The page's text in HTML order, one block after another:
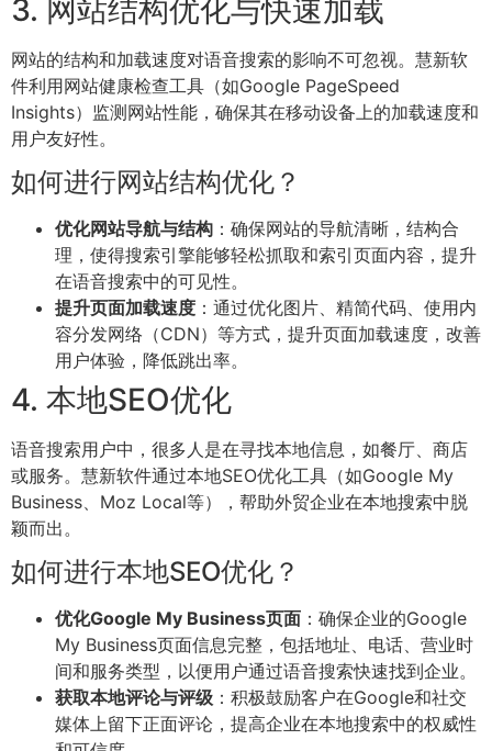
3. 网站结构优化与快速加载
网站的结构和加载速度对语音搜索的影响不可忽视。慧新软
件利用网站健康检查工具（如Google PageSpeed
Insights）监测网站性能，确保其在移动设备上的加载速度和
用户友好性。
如何进行网站结构优化？
优化网站导航与结构 ：确保网站的导航清晰，结构合
理，使得搜索引擎能够轻松抓取和索引页面内容，提升
在语音搜索中的可见性。
提升页面加载速度 ：通过优化图片、精简代码、使用内
容分发网络（CDN）等方式，提升页面加载速度，改善
用户体验，降低跳出率。
4. 本地SEO优化
语音搜索用户中，很多人是在寻找本地信息，如餐厅、商店
或服务。慧新软件通过本地SEO优化工具（如Google My
Business、Moz Local等），帮助外贸企业在本地搜索中脱
颖而出。
如何进行本地SEO优化？
优化Google My Business页面 ：确保企业的Google
My Business页面信息完整，包括地址、电话、营业时
间和服务类型，以便用户通过语音搜索快速找到企业。
获取本地评论与评级 ：积极鼓励客户在Google和社交
媒体上留下正面评论，提高企业在本地搜索中的权威性